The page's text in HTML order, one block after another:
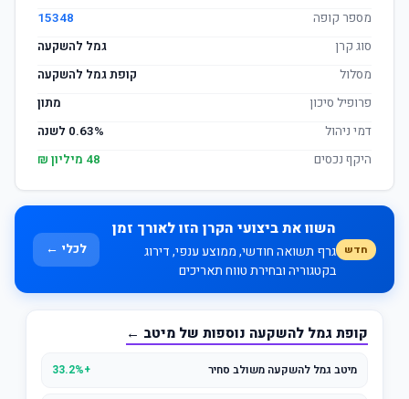
מספר קופה
15348
סוג קרן
גמל להשקעה
מסלול
קופת גמל להשקעה
פרופיל סיכון
מתון
דמי ניהול
0.63% לשנה
היקף נכסים
48 מיליון ₪
חדש
השוו את ביצועי הקרן הזו לאורך זמן
גרף תשואה חודשי, ממוצע ענפי, דירוג
בקטגוריה ובחירת טווח תאריכים
לכלי ←
קופת גמל להשקעה נוספות של מיטב ←
מיטב גמל להשקעה משולב סחיר +33.2%